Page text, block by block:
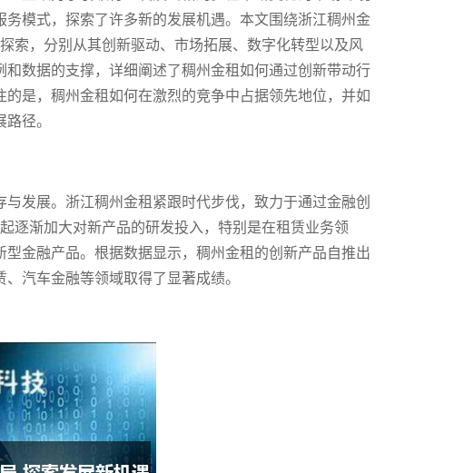
模式，探索了许多新的发展机遇。本文围绕浙江稠州金
索，分别从其创新驱动、市场拓展、数字化转型以及风
数据的支撑，详细阐述了稠州金租如何通过创新带动行
是，稠州金租如何在激烈的竞争中占据领先地位，并如
径。
发展。浙江稠州金租紧跟时代步伐，致力于通过金融创
逐渐加大对新产品的研发投入，特别是在租赁业务领
金融产品。根据数据显示，稠州金租的创新产品自推出
汽车金融等领域取得了显著成绩。